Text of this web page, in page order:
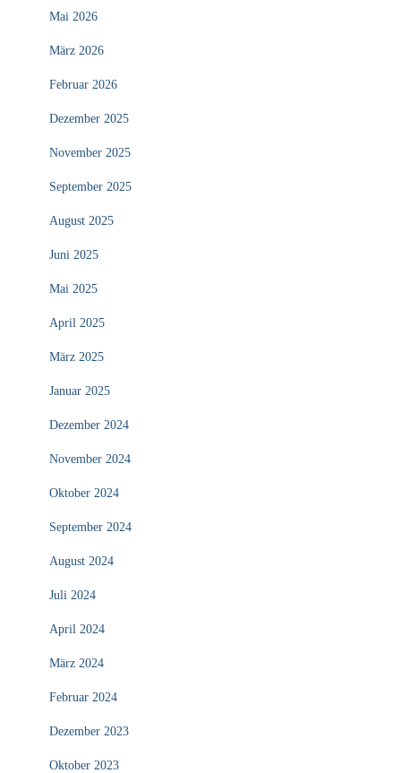
Mai 2026
März 2026
Februar 2026
Dezember 2025
November 2025
September 2025
August 2025
Juni 2025
Mai 2025
April 2025
März 2025
Januar 2025
Dezember 2024
November 2024
Oktober 2024
September 2024
August 2024
Juli 2024
April 2024
März 2024
Februar 2024
Dezember 2023
Oktober 2023